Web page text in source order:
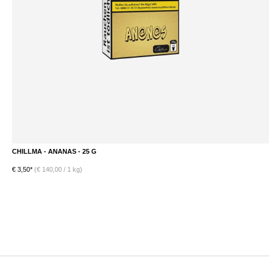
CHILLMA - BAEAEAEM - 25 G
€ 3,50* (€ 140,00 / 1 kg)